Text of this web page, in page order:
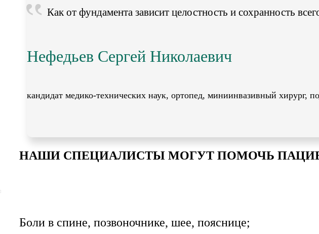
Как от фундамента зависит целостность и сохранность
Нефедьев Сергей Николаевич
кандидат медико-технических наук, ортопед, миниинвазивный хирург,
НАШИ СПЕЦИАЛИСТЫ МОГУТ ПОМОЧЬ
Боли в спине, позвоночнике, шее, пояснице;